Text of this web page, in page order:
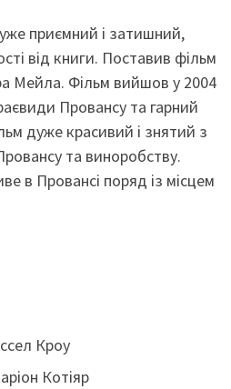
приємний і затишний,
від книги. Поставив фільм
Мейла. Фільм вийшов у 2004
Провансу та гарний
дуже красивий і знятий з
та виноробству.
в Провансі поряд із місцем
Кроу
Котіяр